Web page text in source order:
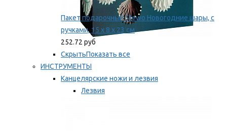
Пакет подарочный Stewo Новогодние шары, с
ручками, 15 х 8 х 23 см
252.72 руб
СкрытьПоказать все
ИНСТРУМЕНТЫ
Канцелярские ножи и лезвия
Лезвия